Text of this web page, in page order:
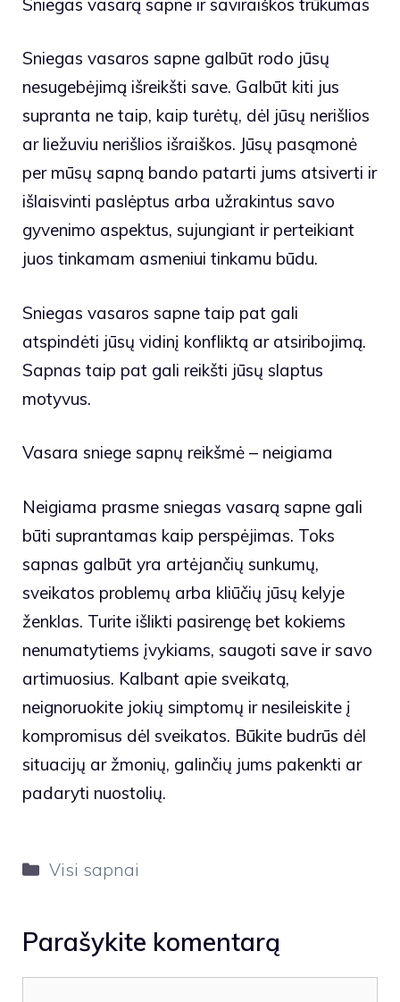
Sniegas vasarą sapne ir saviraiškos trūkumas
Sniegas vasaros sapne galbūt rodo jūsų
nesugebėjimą išreikšti save. Galbūt kiti jus
supranta ne taip, kaip turėtų, dėl jūsų nerišlios
ar liežuviu nerišlios išraiškos. Jūsų pasąmonė
per mūsų sapną bando patarti jums atsiverti ir
išlaisvinti paslėptus arba užrakintus savo
gyvenimo aspektus, sujungiant ir perteikiant
juos tinkamam asmeniui tinkamu būdu.
Sniegas vasaros sapne taip pat gali
atspindėti jūsų vidinį konfliktą ar atsiribojimą.
Sapnas taip pat gali reikšti jūsų slaptus
motyvus.
Vasara sniege sapnų reikšmė – neigiama
Neigiama prasme sniegas vasarą sapne gali
būti suprantamas kaip perspėjimas. Toks
sapnas galbūt yra artėjančių sunkumų,
sveikatos problemų arba kliūčių jūsų kelyje
ženklas. Turite išlikti pasirengę bet kokiems
nenumatytiems įvykiams, saugoti save ir savo
artimuosius. Kalbant apie sveikatą,
neignoruokite jokių simptomų ir nesileiskite į
kompromisus dėl sveikatos. Būkite budrūs dėl
situacijų ar žmonių, galinčių jums pakenkti ar
padaryti nuostolių.
Kategorijos
Visi sapnai
Parašykite komentarą